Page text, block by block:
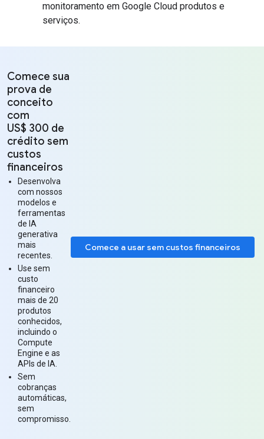
monitoramento em Google Cloud produtos e
serviços.
Comece a usar sem custos financeiros
Comece sua
prova de
conceito
com
US$ 300 de
crédito sem
custos
financeiros
Desenvolva
com nossos
modelos e
ferramentas
de IA
generativa
mais
recentes.
Use sem
custo
financeiro
mais de 20
produtos
conhecidos,
incluindo o
Compute
Engine e as
APIs de IA.
Sem
cobranças
automáticas,
sem
compromisso.